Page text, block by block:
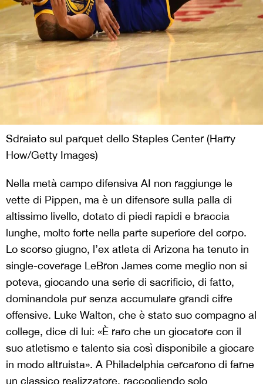
Sdraiato sul parquet dello Staples Center (Harry
How/Getty Images)
Nella metà campo difensiva AI non raggiunge le
vette di Pippen, ma è un difensore sulla palla di
altissimo livello, dotato di piedi rapidi e braccia
lunghe, molto forte nella parte superiore del corpo.
Lo scorso giugno, l’ex atleta di Arizona ha tenuto in
single-coverage LeBron James come meglio non si
poteva, giocando una serie di sacrificio, di fatto,
dominandola pur senza accumulare grandi cifre
offensive. Luke Walton, che è stato suo compagno al
college, dice di lui: «È raro che un giocatore con il
suo atletismo e talento sia così disponibile a giocare
in modo altruista». A Philadelphia cercarono di farne
un classico realizzatore, raccogliendo solo